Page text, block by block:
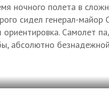
ночного полета в
сидел генерал-майор
ориентировка. Самолет
абсолютно